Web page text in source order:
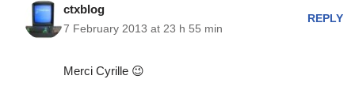
ctxblog
7 February 2013 at 23 h 55 min
REPLY
Merci Cyrille 😉